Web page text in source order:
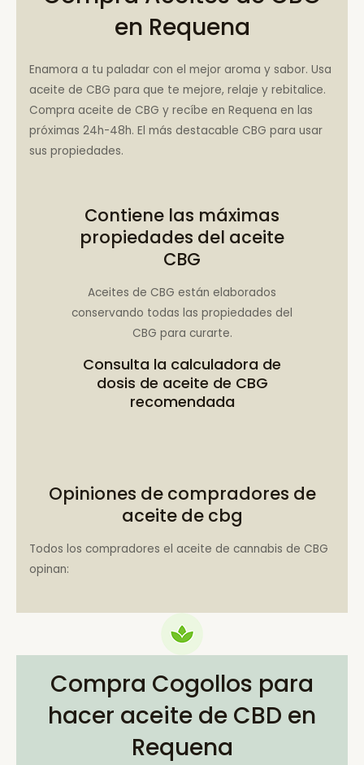
en Requena
Enamora a tu paladar con el mejor aroma y sabor. Usa
aceite de CBG para que te mejore, relaje y rebitalice.
Compra aceite de CBG y recíbe en Requena en las
próximas 24h-48h. El más destacable CBG para usar
sus propiedades.
Contiene las máximas
propiedades del aceite
CBG
Aceites de CBG están elaborados
conservando todas las propiedades del
CBG para curarte.
Consulta la calculadora de
dosis de aceite de CBG
recomendada
Opiniones de compradores de
aceite de cbg
Todos los compradores el aceite de cannabis de CBG
opinan:
Compra Cogollos para
hacer aceite de CBD en
Requena